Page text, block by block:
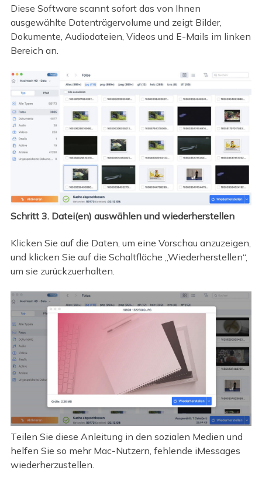
Diese Software scannt sofort das von Ihnen
ausgewählte Datenträgervolume und zeigt Bilder,
Dokumente, Audiodateien, Videos und E-Mails im linken
Bereich an.
Schritt 3. Datei(en) auswählen und wiederherstellen
Klicken Sie auf die Daten, um eine Vorschau anzuzeigen,
und klicken Sie auf die Schaltfläche „Wiederherstellen“,
um sie zurückzuerhalten.
Teilen Sie diese Anleitung in den sozialen Medien und
helfen Sie so mehr Mac-Nutzern, fehlende iMessages
wiederherzustellen.